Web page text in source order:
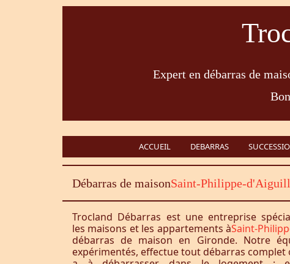
Expert en débarras de
ACCUEIL DEBARRAS
Débarras de maisonSaint-Philippe-
Trocland Débarras est une entreprise
les maisons et les appartements àSaint-
débarras de maison en Gironde. Notre
expérimentés, effectue tout débarras complet